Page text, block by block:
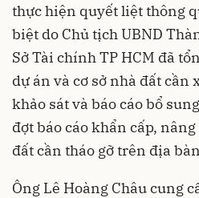
thực hiện quyết liệt thông
biệt do Chủ tịch UBND
Sở Tài chính TP HCM đã
dự án và cơ sở nhà đất cần
khảo sát và báo cáo bổ
đợt báo cáo khẩn cấp,
đất cần tháo gỡ trên địa
Ông Lê Hoàng Châu cung